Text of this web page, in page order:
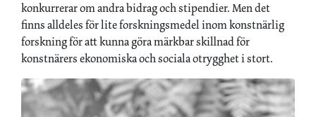
konkurrerar om andra bidrag och stipendier. Men det
finns alldeles för lite forskningsmedel inom konstnärlig
forskning för att kunna göra märkbar skillnad för
konstnärers ekonomiska och sociala otrygghet i stort.